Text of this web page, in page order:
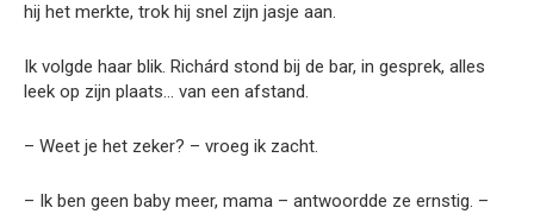
hij het merkte, trok hij snel zijn jasje aan.
Ik volgde haar blik. Richárd stond bij de bar, in gesprek, alles
leek op zijn plaats… van een afstand.
– Weet je het zeker? – vroeg ik zacht.
– Ik ben geen baby meer, mama – antwoordde ze ernstig. –